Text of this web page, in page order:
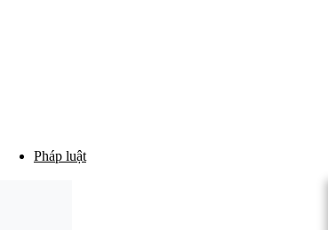
Pháp luật